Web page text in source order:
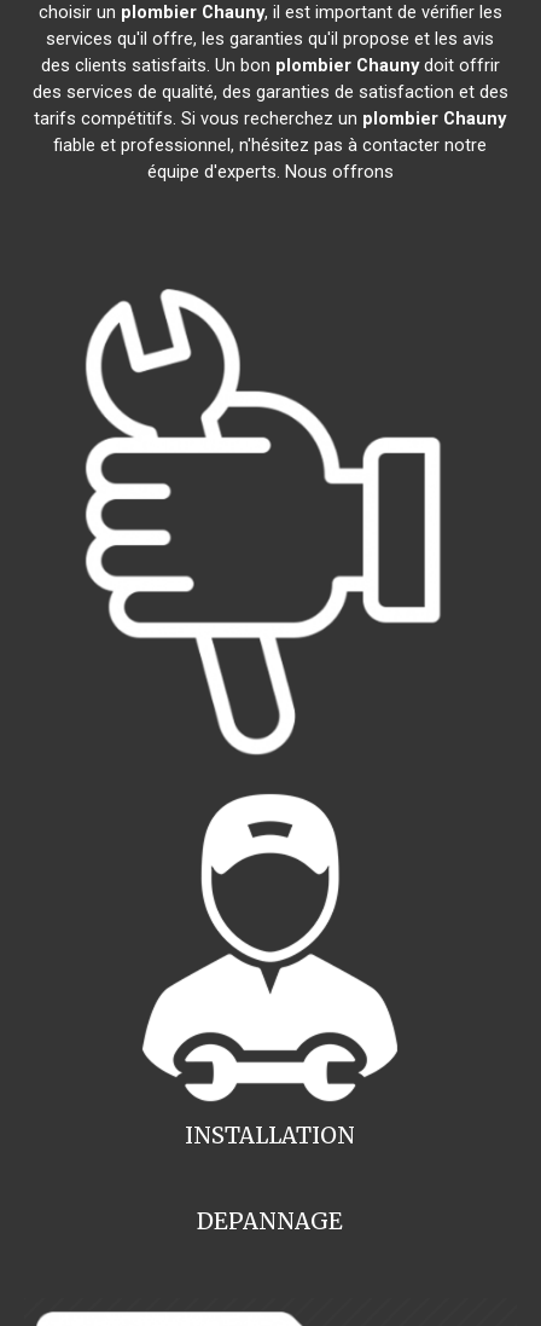
choisir un plombier Chauny, il est important de vérifier les
services qu'il offre, les garanties qu'il propose et les avis
des clients satisfaits. Un bon plombier Chaunydoit offrir
des services de qualité, des garanties de satisfaction et des
tarifs compétitifs. Si vous recherchez un plombier Chauny
fiable et professionnel, n'hésitez pas à contacter notre
équipe d'experts. Nous offrons
INSTALLATION
DEPANNAGE